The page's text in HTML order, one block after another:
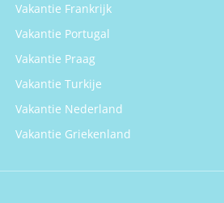
kleintjes
buiten op
de
is ook
je huurauto
nog
Vakantie Frankrijk
Vakantie Portugal
Vakantie Praag
Vakantie Turkije
Vakantie Nederland
Vakantie Griekenland